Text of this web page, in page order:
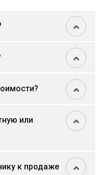
или
к продаже